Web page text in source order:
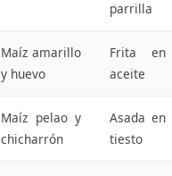
parrilla
Maíz amarillo
y huevo
Frita en
aceite
Maíz pelao y
chicharrón
Asada en
tiesto